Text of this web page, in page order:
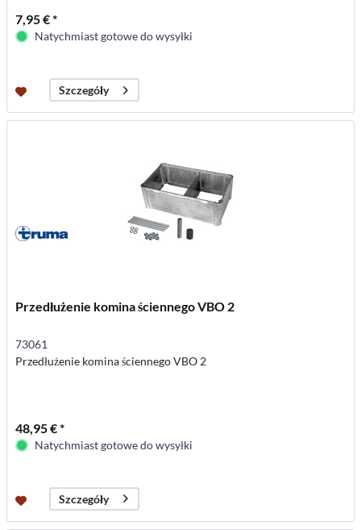
7,95 € *
Natychmiast gotowe do wysyłki
Szczegóły
Przedłużenie komina ściennego VBO 2
73061
Przedłużenie komina ściennego VBO 2
48,95 € *
Natychmiast gotowe do wysyłki
Szczegóły